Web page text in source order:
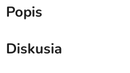
Popis
Diskusia